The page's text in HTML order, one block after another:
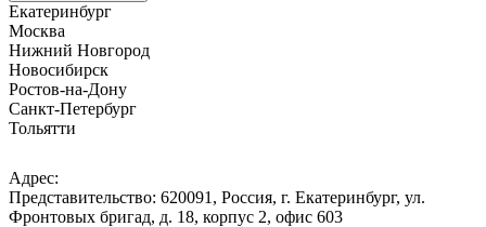
Екатеринбург
Москва
Нижний Новгород
Новосибирск
Ростов-на-Дону
Санкт-Петербург
Тольятти
Адрес:
Представительство: 620091, Россия, г. Екатеринбург, ул.
Фронтовых бригад, д. 18, корпус 2, офис 603